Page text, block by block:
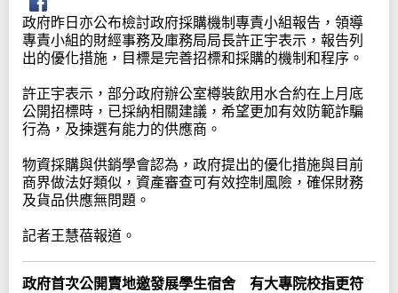
政府昨日亦公布檢討政府採購機制專責小組報告，領導
專責小組的財經事務及庫務局局長許正宇表示，報告列
出的優化措施，目標是完善招標和採購的機制和程序。
許正宇表示，部分政府辦公室樽裝飲用水合約在上月底
公開招標時，已採納相關建議，希望更加有效防範詐騙
行為，及揀選有能力的供應商。
物資採購與供銷學會認為，政府提出的優化措施與目前
商界做法好類似，資產審查可有效控制風險，確保財務
及貨品供應無問題。
記者王慧蓓報道。
政府首次公開賣地邀發展學生宿舍 有大專院校指更符